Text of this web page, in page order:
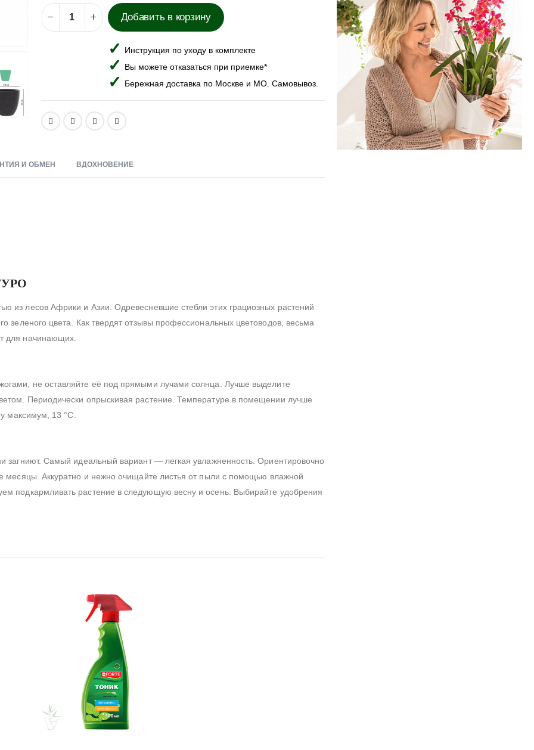
Добавить в корзину
Инструкция по уходу в комплекте
Вы можете отказаться при приемке*
Бережная доставка по Москве и МО. Самовывоз.
И ОБМЕН ВДОХНОВЕНИЕ
из лесов Африки и Азии. Одревесневшие стебли этих грациозных растений
зеленого цвета. Как твердят отзывы профессиональных цветоводов, весьма
для начинающих.
не оставляйте её под прямыми лучами солнца. Лучше выделите
Периодически опрыскивая растение. Температуре в помещении лучше
максимум, 13 °С.
загниют. Самый идеальный вариант — легкая увлажненность. Ориентировочно
Аккуратно и нежно очищайте листья от пыли с помощью влажной
подкармливать растение в следующую весну и осень. Выбирайте удобрения